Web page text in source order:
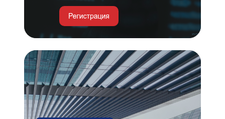
Умные
парковки
и
автоматизация
пропускного